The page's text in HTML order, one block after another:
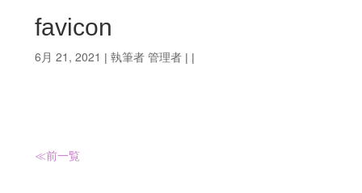
favicon
6月 21, 2021 | 執筆者 管理者| |
≪前一覧